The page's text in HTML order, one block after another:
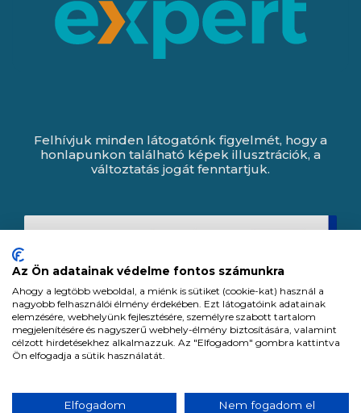
Felhívjuk minden látogatónk figyelmét, hogy a
honlapunkon található képek illusztrációk, a
változtatás jogát fenntartjuk.
Az Ön adatainak védelme fontos számunkra
Ahogy a legtöbb weboldal, a miénk is sütiket (cookie-kat) használ a
nagyobb felhasználói élmény érdekében. Ezt látogatóink adatainak
elemzésére, webhelyünk fejlesztésére, személyre szabott tartalom
megjelenítésére és nagyszerű webhely-élmény biztosítására, valamint
célzott hirdetésekhez alkalmazzuk. Az "Elfogadom" gombra kattintva
Ön elfogadja a sütik használatát.
Elfogadom Nem fogadom el